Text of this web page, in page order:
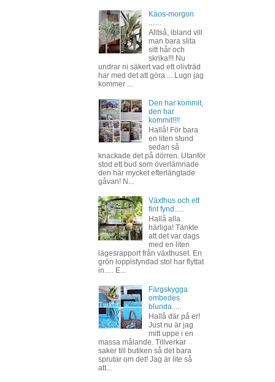
Kaos-morgon
Alltså, ibland vill
man bara slita
sitt hår och
skrika!!! Nu
undrar ni säkert vad ett olivträd
har med det att göra.... Lugn jag
kommer ...
Den har kommit,
den har
kommit!!!!
Hallå! För bara
en liten stund
sedan så
knackade det på dörren. Utanför
stod ett bud som överlämnade
den här mycket efterlängtade
gåvan! N...
Växthus och ett
fint fynd.....
Hallå alla
härliga! Tänkte
att det var dags
med en liten
lägesrapport från växthuset. En
grön loppisfyndad stol har flyttat
in..... E...
Färgskygga
ombedes
blunda.....
Hallå där på er!
Just nu är jag
mitt uppe i en
massa målande. Tillverkar
saker till butiken så det bara
sprutar om det! Jag är lite så
att...